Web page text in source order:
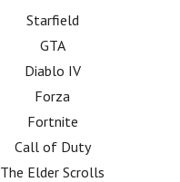
Starfield
GTA
Diablo IV
Forza
Fortnite
Call of Duty
The Elder Scrolls